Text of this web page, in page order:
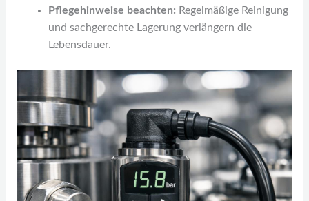
Pflegehinweise beachten: Regelmäßige Reinigung
und sachgerechte Lagerung verlängern die
Lebensdauer.